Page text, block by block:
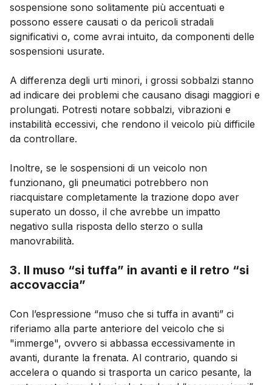
sospensione sono solitamente più accentuati e
possono essere causati o da pericoli stradali
significativi o, come avrai intuito, da componenti delle
sospensioni usurate.
A differenza degli urti minori, i grossi sobbalzi stanno
ad indicare dei problemi che causano disagi maggiori e
prolungati. Potresti notare sobbalzi, vibrazioni e
instabilità eccessivi, che rendono il veicolo più difficile
da controllare.
Inoltre, se le sospensioni di un veicolo non
funzionano, gli pneumatici potrebbero non
riacquistare completamente la trazione dopo aver
superato un dosso, il che avrebbe un impatto
negativo sulla risposta dello sterzo o sulla
manovrabilità.
3. Il muso “si tuffa” in avanti e il retro “si
accovaccia”
Con l’espressione “muso che si tuffa in avanti” ci
riferiamo alla parte anteriore del veicolo che si
"immerge", ovvero si abbassa eccessivamente in
avanti, durante la frenata. Al contrario, quando si
accelera o quando si trasporta un carico pesante, la